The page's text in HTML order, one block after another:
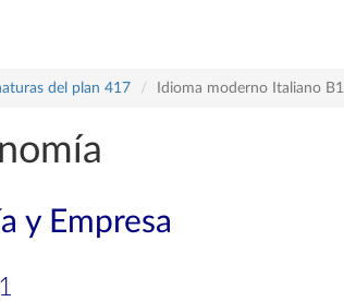
del plan 417 Idioma moderno Italiano B1
y Empresa